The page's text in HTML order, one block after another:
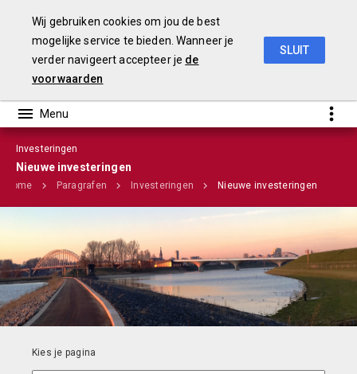
Investeringen
Nieuwe investeringen
Home Paragrafen Investeringen Nieuwe investeringen
Wij gebruiken cookies om jou de best
mogelijke service te bieden. Wanneer je
verder navigeert accepteer je de
voorwaarden
SLUIT